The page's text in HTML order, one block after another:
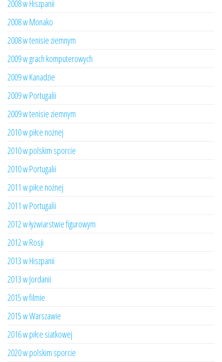
2008 w Hiszpanii
2008 w Monako
2008 w tenisie ziemnym
2009 w grach komputerowych
2009 w Kanadzie
2009 w Portugalii
2009 w tenisie ziemnym
2010 w piłce nożnej
2010 w polskim sporcie
2010 w Portugalii
2011 w piłce nożnej
2011 w Portugalii
2012 w łyżwiarstwie figurowym
2012 w Rosji
2013 w Hiszpanii
2013 w Jordanii
2015 w filmie
2015 w Warszawie
2016 w piłce siatkowej
2020 w polskim sporcie